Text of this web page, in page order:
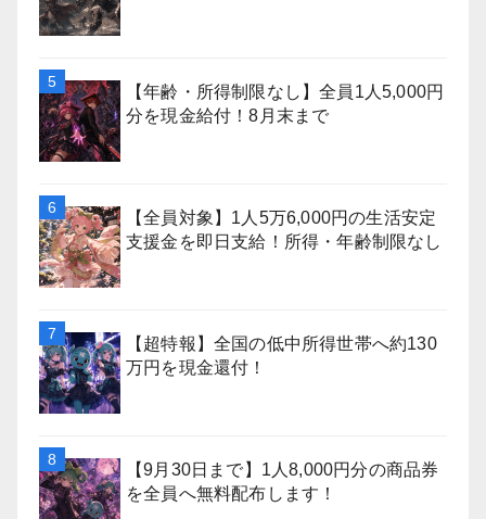
【年齢・所得制限なし】全員1人5,000円
分を現金給付！8月末まで
【全員対象】1人5万6,000円の生活安定
支援金を即日支給！所得・年齢制限なし
【超特報】全国の低中所得世帯へ約130
万円を現金還付！
【9月30日まで】1人8,000円分の商品券
を全員へ無料配布します！